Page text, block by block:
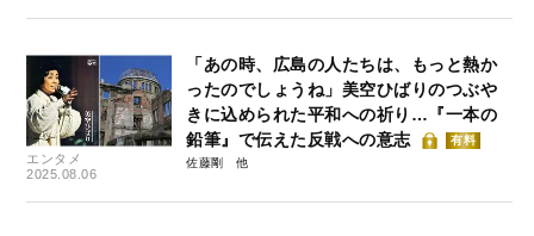
エンタメ
2025.08.06
「あの時、広島の人たちは、もっと熱か
ったのでしょうね」美空ひばりのつぶや
きに込められた平和への祈り…『一本の
鉛筆』で伝えた反戦への意志
有料
佐藤剛